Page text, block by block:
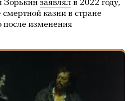
Зорькин заявлял в 2022 году,
казни в стране
после изменения